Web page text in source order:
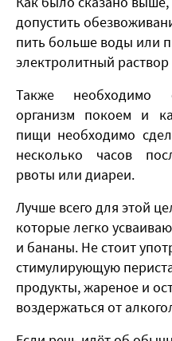
допустить
пить больше воды или
электролитный раствор
Также необходимо
организм покоем и
пищи необходимо
несколько часов
рвоты или диареи.
Лучше всего для этой
которые легко
и бананы. Не стоит
стимулирующую
продукты, жареное и
воздержаться от